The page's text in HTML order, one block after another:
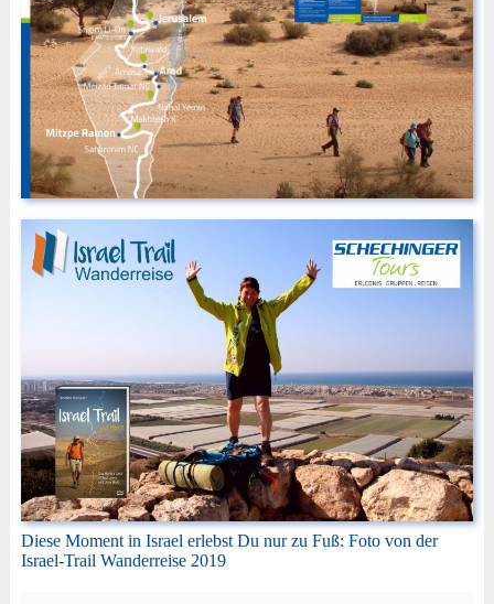
Diese Moment in Israel erlebst Du nur zu Fuß: Foto von der
Israel-Trail Wanderreise 2019